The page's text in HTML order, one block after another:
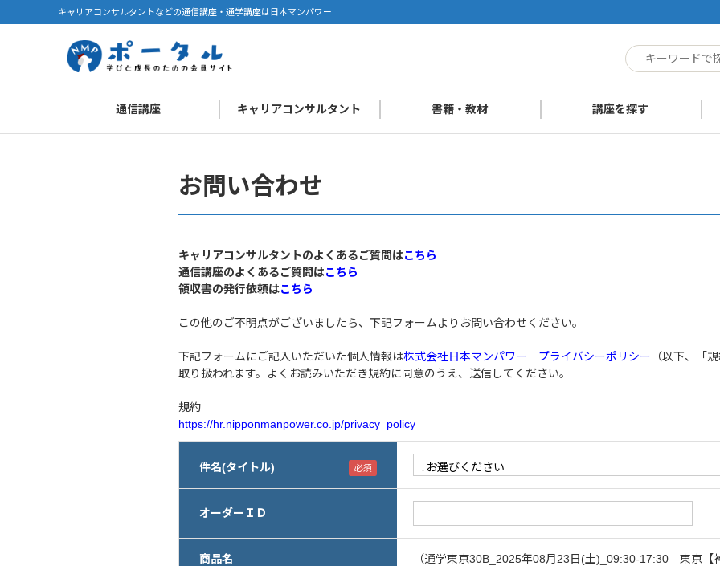
キャリアコンサルタントなどの通信講座・通学講座は日本マンパワー
通信講座 キャリアコンサルタント 書籍・教材 講座を探す
お問い合わせ
キャリアコンサルタントのよくあるご質問はこちら
通信講座のよくあるご質問はこちら
領収書の発行依頼はこちら
この他のご不明点がございましたら、下記フォームよりお問い合わせください。
下記フォームにご記入いただいた個人情報は株式会社日本マンパワー プライバシーポリシー （以下、「
取り扱われます。よくお読みいただき規約に同意のうえ、送信してください。
規約
https://hr.nipponmanpower.co.jp/privacy_policy
件名(タイトル)
オーダーＩＤ
商品名 （通学東京30B_2025年08月23日(土)_09:30-17:30 東京【